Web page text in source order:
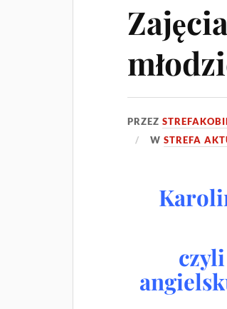
PRZEZ
WSTREFA